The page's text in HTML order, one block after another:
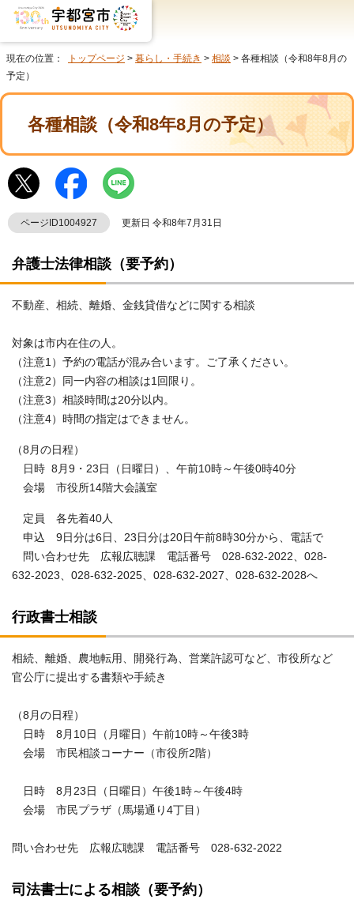
現在の位置： トップページ > 暮らし・手続き > 相談 > 各種相談（令和8年8月の
予定）
各種相談（令和8年8月の予定）
ページID1004927 更新日 令和8年7月31日
弁護士法律相談（要予約）
不動産、相続、離婚、金銭貸借などに関する相談
対象は市内在住の人。
（注意1）予約の電話が混み合います。ご了承ください。
（注意2）同一内容の相談は1回限り。
（注意3）相談時間は20分以内。
（注意4）時間の指定はできません。
（8月の日程）
日時 8月9・23日（日曜日）、午前10時～午後0時40分
会場 市役所14階大会議室
定員 各先着40人
申込 9日分は6日、23日分は20日午前8時30分から、電話で
問い合わせ先 広報広聴課 電話番号 028-632-2022、028-
632-2023、028-632-2025、028-632‐2027、028-632-2028へ
行政書士相談
相続、離婚、農地転用、開発行為、営業許認可など、市役所など
官公庁に提出する書類や手続き
（8月の日程）
日時 8月10日（月曜日）午前10時～午後3時
会場 市民相談コーナー（市役所2階）
日時 8月23日（日曜日）午後1時～午後4時
会場 市民プラザ（馬場通り4丁目）
問い合わせ先 広報広聴課 電話番号 028‐632‐2022
司法書士による相談（要予約）